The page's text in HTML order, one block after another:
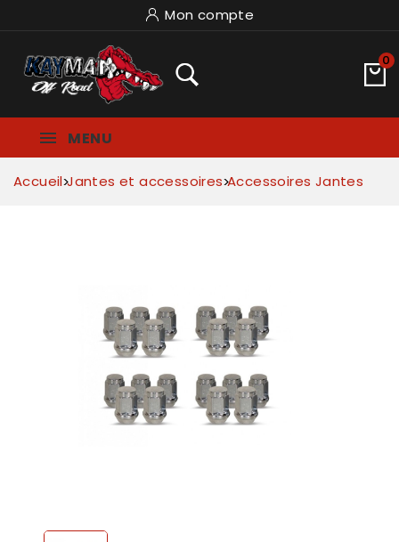
Mon compte
0
MENU
Accueil Jantes et accessoires Accessoires Jantes